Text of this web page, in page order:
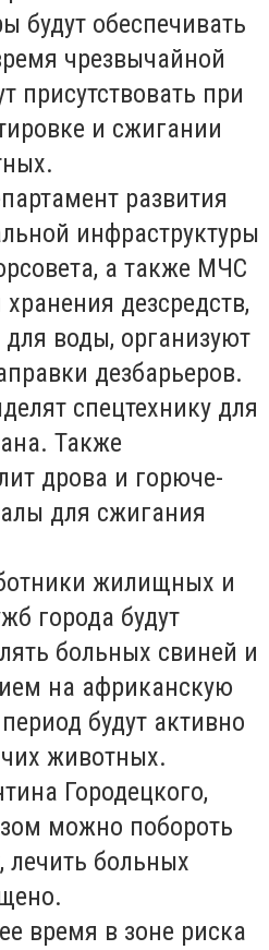
будут обеспечивать
чрезвычайной
присутствовать при
и сжигании
развития
инфраструктуры
а также МЧС
дезсредств,
воды, организуют
дезбарьеров.
спецтехнику для
Также
дрова и горюче-
для сжигания
жилищных и
города будут
больных свиней и
на африканскую
будут активно
животных.
Городецкого,
можно побороть
лечить больных
время в зоне риска